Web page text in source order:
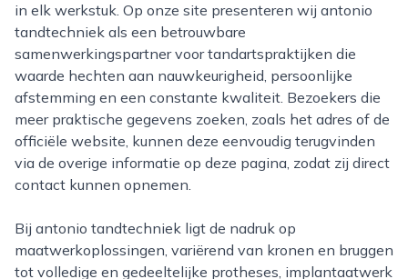
in elk werkstuk. Op onze site presenteren wij antonio
tandtechniek als een betrouwbare
samenwerkingspartner voor tandartspraktijken die
waarde hechten aan nauwkeurigheid, persoonlijke
afstemming en een constante kwaliteit. Bezoekers die
meer praktische gegevens zoeken, zoals het adres of de
officiële website, kunnen deze eenvoudig terugvinden
via de overige informatie op deze pagina, zodat zij direct
contact kunnen opnemen.
Bij antonio tandtechniek ligt de nadruk op
maatwerkoplossingen, variërend van kronen en bruggen
tot volledige en gedeeltelijke protheses, implantaatwerk